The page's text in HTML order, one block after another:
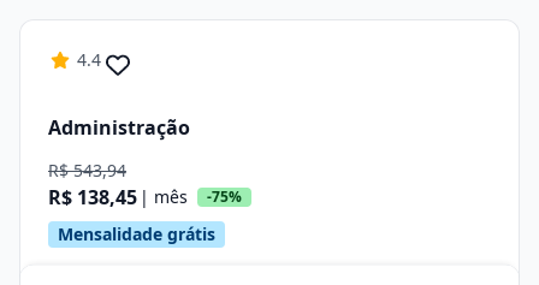
4.4
Administração
R$ 543,94
R$ 138,45 | mês -75%
Mensalidade grátis